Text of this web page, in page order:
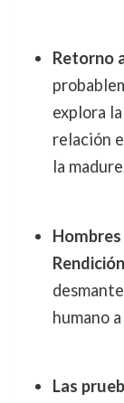
Retorno
explora
relación
la
humano
Las